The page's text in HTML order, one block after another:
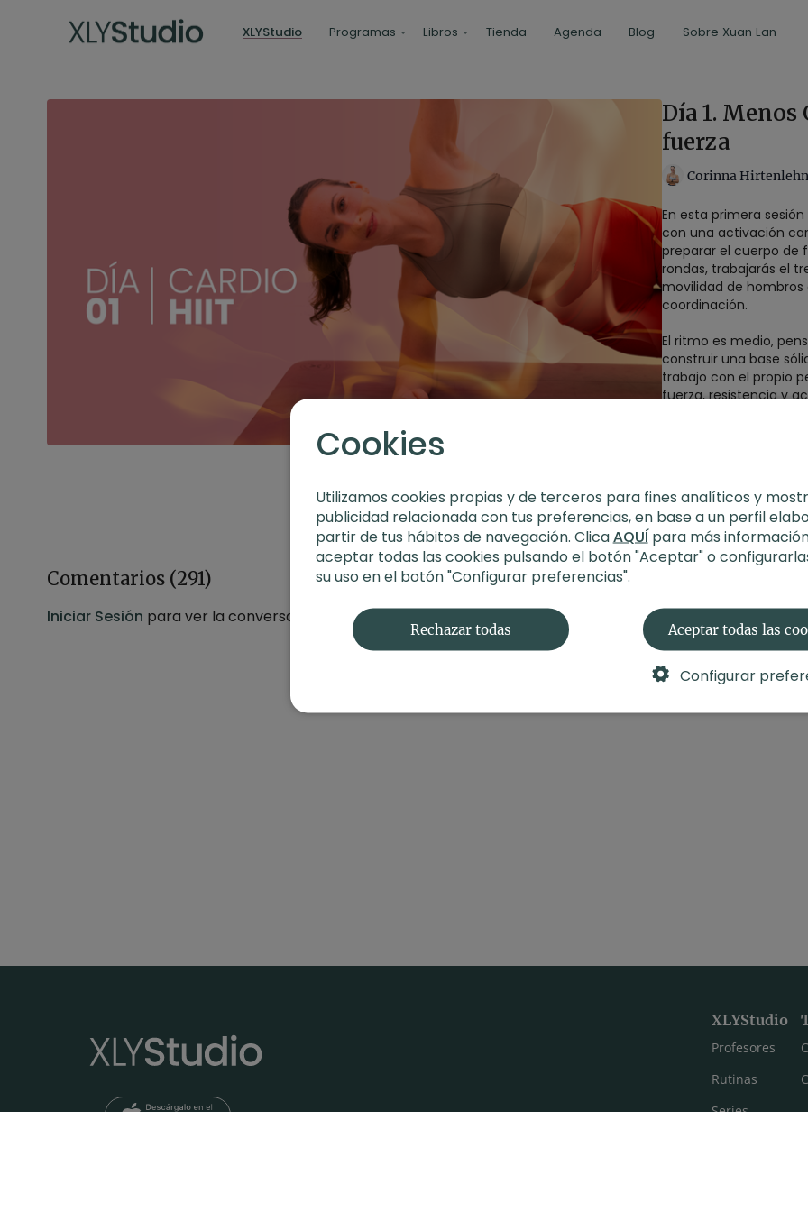
XLYStudio Programas Libros Tienda Agenda Blog Sobre Xuan Lan
Día 1.
fuerza
Corinna
En esta primera
con una activación
preparar el cuerpo de
rondas, trabajarás el
movilidad de
coordinación.
El ritmo es medio,
construir una base
trabajo con el propio
fuerza, resistencia y
Intensidad : 3
Material: sin
Enfoque: tren
Comentarios (291)
Iniciar Sesión para ver la conversación
XLYStudio
Profesores
Rutinas
Series
Cookies
Utilizamos cookies propias y de terceros para fines analíticos y
publicidad relacionada con tus preferencias, en base a un perfil
partir de tus hábitos de navegación. ClicaAQUÍpara más
aceptar todas las cookies pulsando el botón "Aceptar" o
su uso en el botón "Configurar preferencias".
Rechazar todas Aceptar todas las
Configurar